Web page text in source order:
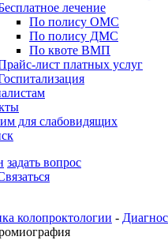
лечение
По полису ОМС
По полису ДМС
По квоте ВМП
лист платных услуг
задать вопрос
колопроктологии -